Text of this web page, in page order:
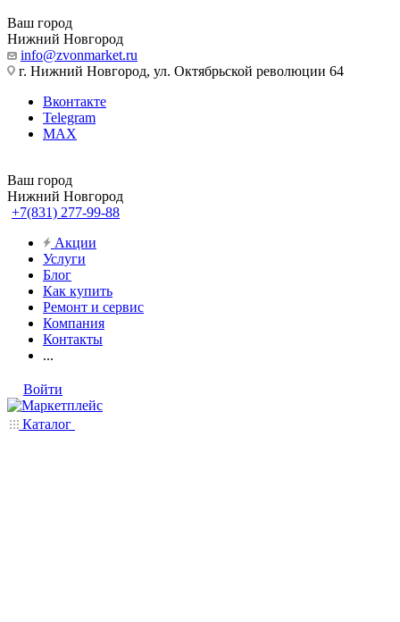
Ваш город
Нижний Новгород
info@zvonmarket.ru
г. Нижний Новгород, ул. Октябрьской революции 64
Вконтакте
Telegram
MAX
Ваш город
Нижний Новгород
+7(831) 277-99-88
Акции
Услуги
Блог
Как купить
Ремонт и сервис
Компания
Контакты
...
Войти
Каталог